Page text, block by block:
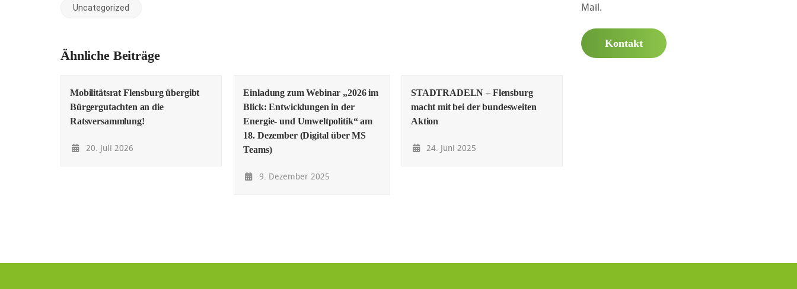
Uncategorized
Ähnliche Beiträge
Mobilitätsrat Flensburg übergibt
Bürgergutachten an die
Ratsversammlung!
20. Juli 2026
Einladung zum Webinar „2026 im
Blick: Entwicklungen in der
Energie- und Umweltpolitik“ am
18. Dezember (Digital über MS
Teams)
9. Dezember 2025
STADTRADELN – Flensburg
macht mit bei der bundesweiten
Aktion
24. Juni 2025
Mail.
Kontakt